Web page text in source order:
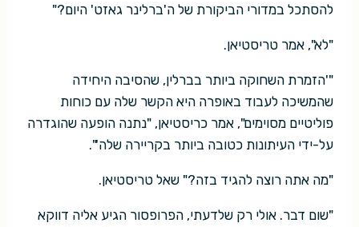
להסתכל במדורי הביקורת של ה'ברלינר גאזט' היום?"
"לא", אמר טריסטיאן.
"'הזמרת השחוקה ביותר בברלין, שהסיבה היחידה
שהמשיכה לעבוד באופרה היא הקשר שלה עם כוחות
פוליטיים מסוימים", אמר כריסטיאן, "נתנה הופעה שהוגדרה
על-ידי העיתונות כטובה ביותר בקריירה שלה'".
"מה אתה רוצה להגיד בזה?" שאל טריסטיאן.
"שום דבר. אולי רק שלדעתי, הפרופסור הגיע אליה דווקא